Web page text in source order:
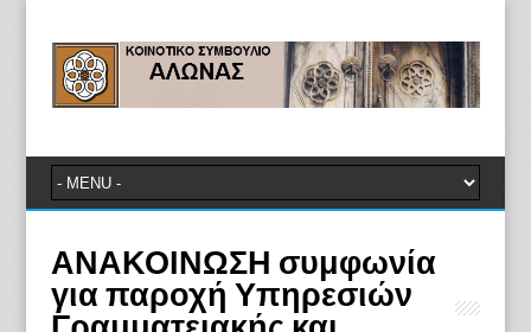
ΑΝΑΚΟΙΝΩΣΗ συμφωνία
για παροχή Υπηρεσιών